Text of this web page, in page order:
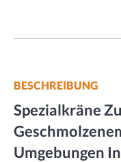
BESCHREIBUNG
Spezialkräne
Umgebungen